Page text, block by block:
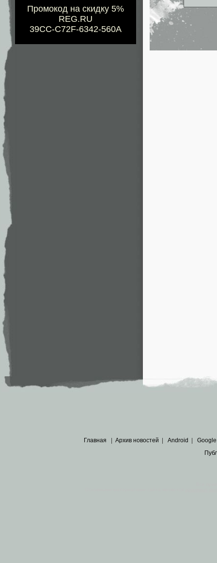
Промокод на скидку 5%
REG.RU
39CC-C72F-6342-560A
Главная Архив новостей Android Google